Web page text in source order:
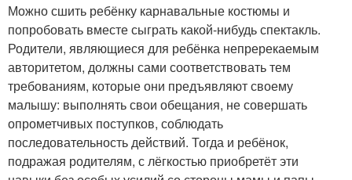
Можно сшить ребёнку карнавальные костюмы и
попробовать вместе сыграть какой-нибудь спектакль.
Родители, являющиеся для ребёнка непререкаемым
авторитетом, должны сами соответствовать тем
требованиям, которые они предъявляют своему
малышу: выполнять свои обещания, не совершать
опрометчивых поступков, соблюдать
последовательность действий. Тогда и ребёнок,
подражая родителям, с лёгкостью приобретёт эти